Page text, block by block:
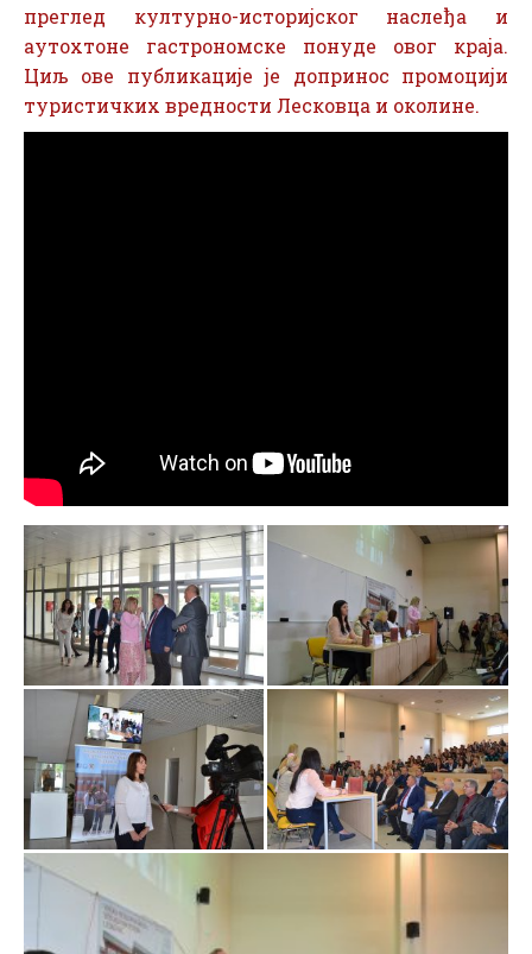
преглед културно-историјског наслеђа и
аутохтоне гастрономске понуде овог краја.
Циљ ове публикације је допринос промоцији
туристичких вредности Лесковца и околине.